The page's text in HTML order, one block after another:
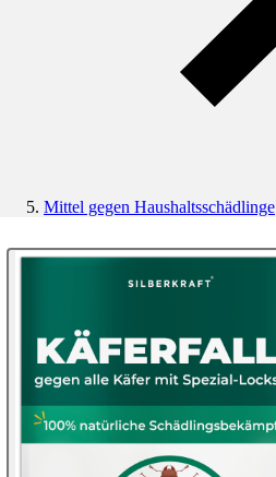
Mittel gegen Haushaltsschädlinge